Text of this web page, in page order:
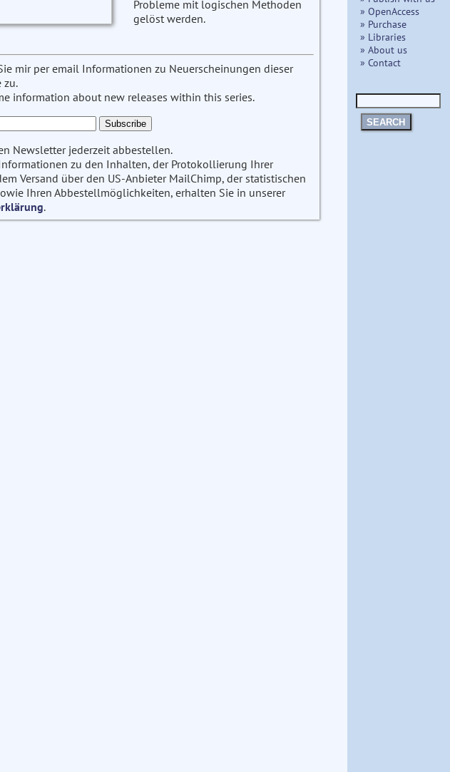
Probleme mit logischen Methoden
gelöst werden.
mir per email Informationen zu Neuerscheinungen dieser
zu.
information about new releases within this series.
Newsletter jederzeit abbestellen.
zu den Inhalten, der Protokollierung Ihrer
Versand über den US-Anbieter MailChimp, der statistischen
Ihren Abbestellmöglichkeiten, erhalten Sie in unserer
.
» OpenAccess
» Purchase
» Libraries
» About us
» Contact
SEARCH